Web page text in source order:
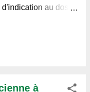
au dos, il
habitations. On
à